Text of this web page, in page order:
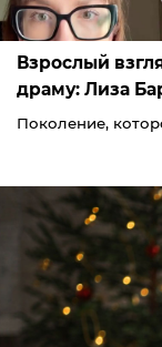
Взрослый
драму: Лиза
Поколение,